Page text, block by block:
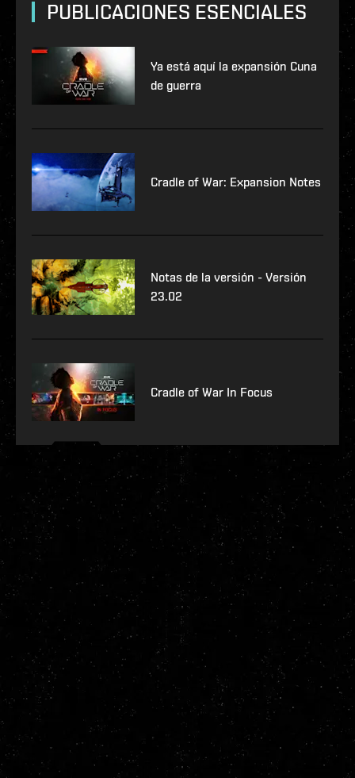
PUBLICACIONES ESENCIALES
Ya está aquí la expansión Cuna
de guerra
Cradle of War: Expansion Notes
Notas de la versión - Versión
23.02
Cradle of War In Focus